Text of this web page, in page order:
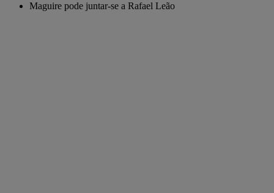
Maguire pode juntar-se a Rafael Leão